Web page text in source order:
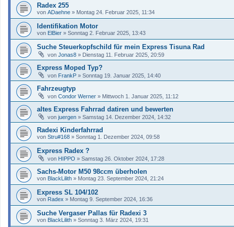
Radex 255
von ADaehne » Montag 24. Februar 2025, 11:34
Identifikation Motor
von ElBier » Sonntag 2. Februar 2025, 13:43
Suche Steuerkopfschild für mein Express Tisuna Rad
von Jonas8 » Dienstag 11. Februar 2025, 20:59
Express Moped Typ?
von FrankP » Sonntag 19. Januar 2025, 14:40
Fahrzeugtyp
von Condor Werner » Mittwoch 1. Januar 2025, 11:12
altes Express Fahrrad datiren und bewerten
von juergen » Samstag 14. Dezember 2024, 14:32
Radexi Kinderfahrrad
von Stru#168 » Sonntag 1. Dezember 2024, 09:58
Express Radex ?
von HIPPO » Samstag 26. Oktober 2024, 17:28
Sachs-Motor M50 98ccm überholen
von BlackLilith » Montag 23. September 2024, 21:24
Express SL 104/102
von Radex » Montag 9. September 2024, 16:36
Suche Vergaser Pallas für Radexi 3
von BlackLilith » Sonntag 3. März 2024, 19:31